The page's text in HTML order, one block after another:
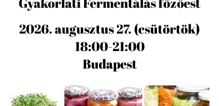
2026. augusztus 27. (csütörtök)
18:00-21:00
Budapest